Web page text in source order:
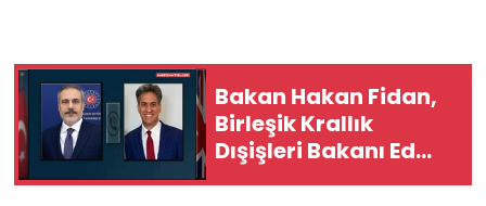
Bakan Hakan Fidan,
Birleşik Krallık
Dışişleri Bakanı Ed
Miliband ile görüştü